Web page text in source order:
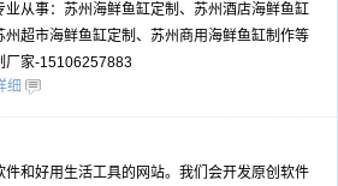
从事：苏州海鲜鱼缸定制、苏州酒店海鲜鱼缸
超市海鲜鱼缸定制、苏州商用海鲜鱼缸制作等
厂家-15106257883
细
和好用生活工具的网站。我们会开发原创软件